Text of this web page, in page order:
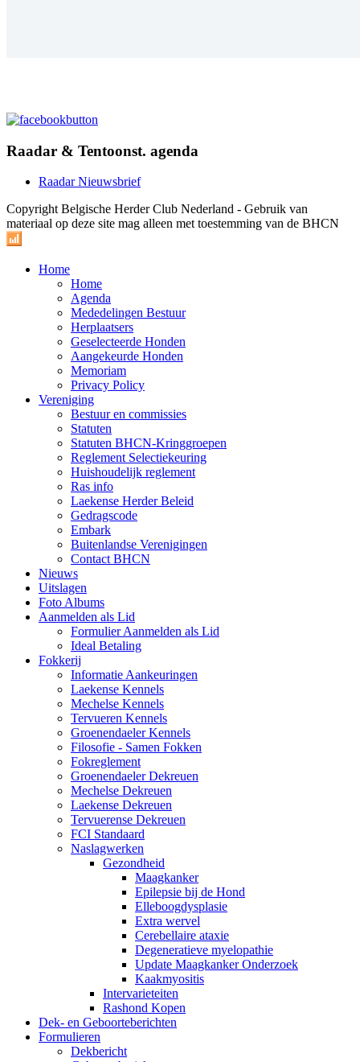
Raadar & Tentoonst. agenda
Raadar Nieuwsbrief
Copyright Belgische Herder Club Nederland - Gebruik van
materiaal op deze site mag alleen met toestemming van de BHCN
Home
Home
Agenda
Mededelingen Bestuur
Herplaatsers
Geselecteerde Honden
Aangekeurde Honden
Memoriam
Privacy Policy
Vereniging
Bestuur en commissies
Statuten
Statuten BHCN-Kringgroepen
Reglement Selectiekeuring
Huishoudelijk reglement
Ras info
Laekense Herder Beleid
Gedragscode
Embark
Buitenlandse Verenigingen
Contact BHCN
Nieuws
Uitslagen
Foto Albums
Aanmelden als Lid
Formulier Aanmelden als Lid
Ideal Betaling
Fokkerij
Informatie Aankeuringen
Laekense Kennels
Mechelse Kennels
Tervueren Kennels
Groenendaeler Kennels
Filosofie - Samen Fokken
Fokreglement
Groenendaeler Dekreuen
Mechelse Dekreuen
Laekense Dekreuen
Tervuerense Dekreuen
FCI Standaard
Naslagwerken
Gezondheid
Maagkanker
Epilepsie bij de Hond
Elleboogdysplasie
Extra wervel
Cerebellaire ataxie
Degeneratieve myelopathie
Update Maagkanker Onderzoek
Kaakmyositis
Intervarieteiten
Rashond Kopen
Dek- en Geboorteberichten
Formulieren
Dekbericht